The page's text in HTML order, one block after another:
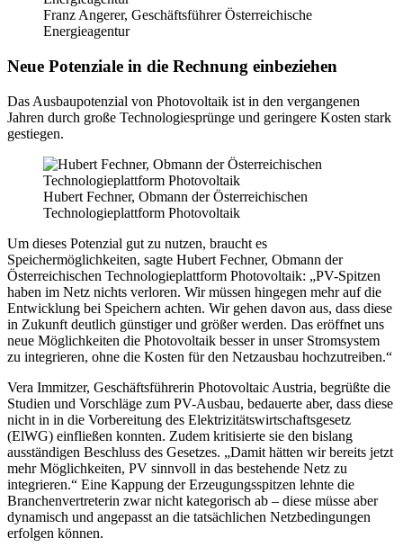
Franz Angerer, Geschäftsführer Österreichische
Energieagentur
Neue Potenziale in die Rechnung einbeziehen
Das Ausbaupotenzial von Photovoltaik ist in den vergangenen
Jahren durch große Technologiesprünge und geringere Kosten stark
gestiegen.
Hubert Fechner, Obmann der Österreichischen
Technologieplattform Photovoltaik
Um dieses Potenzial gut zu nutzen, braucht es
Speichermöglichkeiten, sagte Hubert Fechner, Obmann der
Österreichischen Technologieplattform Photovoltaik: „PV-Spitzen
haben im Netz nichts verloren. Wir müssen hingegen mehr auf die
Entwicklung bei Speichern achten. Wir gehen davon aus, dass diese
in Zukunft deutlich günstiger und größer werden. Das eröffnet uns
neue Möglichkeiten die Photovoltaik besser in unser Stromsystem
zu integrieren, ohne die Kosten für den Netzausbau hochzutreiben.“
Vera Immitzer, Geschäftsführerin Photovoltaic Austria, begrüßte die
Studien und Vorschläge zum PV-Ausbau, bedauerte aber, dass diese
nicht in in die Vorbereitung des Elektrizitätswirtschaftsgesetz
(ElWG) einfließen konnten. Zudem kritisierte sie den bislang
ausständigen Beschluss des Gesetzes. „Damit hätten wir bereits jetzt
mehr Möglichkeiten, PV sinnvoll in das bestehende Netz zu
integrieren.“ Eine Kappung der Erzeugungsspitzen lehnte die
Branchenvertreterin zwar nicht kategorisch ab – diese müsse aber
dynamisch und angepasst an die tatsächlichen Netzbedingungen
erfolgen können.